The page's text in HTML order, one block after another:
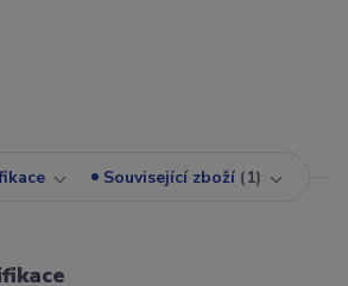
Související zboží 1